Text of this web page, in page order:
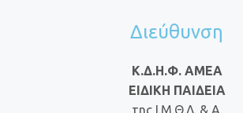
Διεύθυνση
Κ.Δ.Η.Φ. ΑΜΕΑ
ΕΙΔΙΚΗ ΠΑΙΔΕΙΑ
της Ι.Μ.Θ.Λ. & Α.